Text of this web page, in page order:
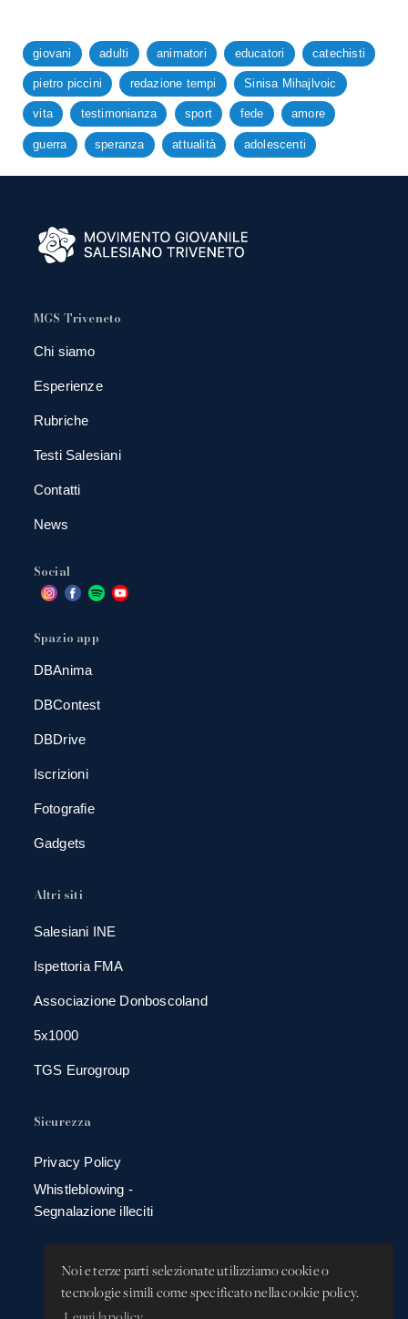
Noi e terze parti selezionate utilizziamo cookie o
tecnologie simili come specificato nella cookie policy.
giovani adulti animatori educatori catechisti
pietro piccini redazione tempi Sinisa Mihajlvoic
vita testimonianza sport fede amore
guerra speranza attualità adolescenti
MGS Triveneto
Chi siamo
Esperienze
Rubriche
Testi Salesiani
Contatti
News
Social
Spazio app
DBAnima
DBContest
DBDrive
Iscrizioni
Fotografie
Gadgets
Altri siti
Salesiani INE
Ispettoria FMA
Associazione Donboscoland
5x1000
TGS Eurogroup
Sicurezza
Privacy Policy
Whistleblowing -
Segnalazione illeciti